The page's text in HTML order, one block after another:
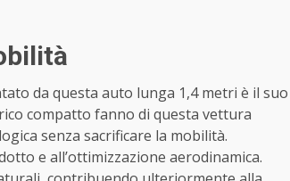
da questa auto lunga 1,4 metri è il suo
compatto fanno di questa vettura
senza sacrificare la mobilità.
e all’ottimizzazione aerodinamica.